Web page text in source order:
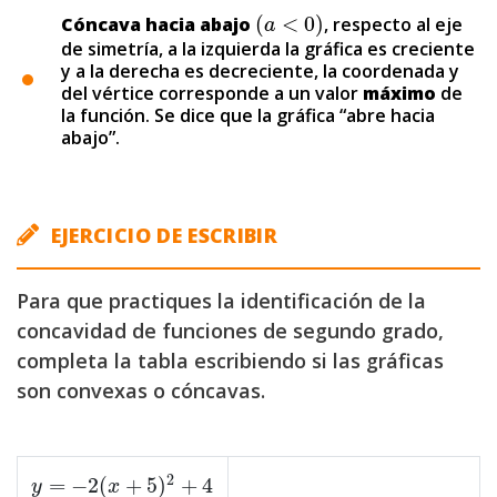
Cóncava hacia abajo (a < 0)
(a< 0)
, respecto al eje
de simetría, a la izquierda la gráfica es creciente
y a la derecha es decreciente, la coordenada y
del vértice corresponde a un valor máximo de
la función. Se dice que la gráfica “abre hacia
abajo”.
EJERCICIO DE ESCRIBIR
Para que practiques la identificación de la
concavidad de funciones de segundo grado,
completa la tabla escribiendo si las gráficas
son convexas o cóncavas.
y = −2(x + 5)2 +4
y=−2 (x+5)2 +4